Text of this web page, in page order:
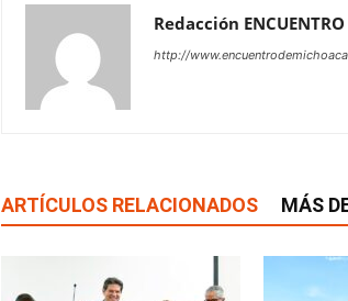
Redacción ENCUENTRO
http://
ARTÍCULOS RELACIONADOS MÁS